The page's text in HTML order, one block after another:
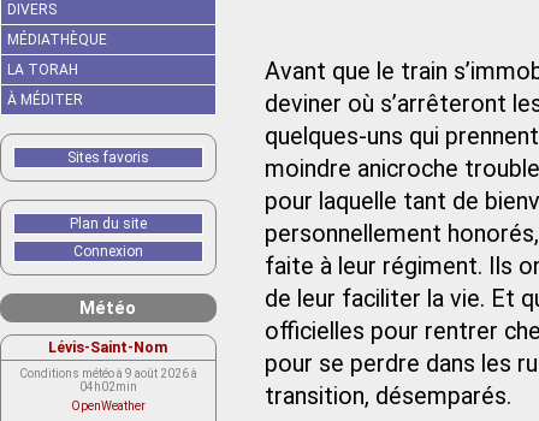
Avant que le train
deviner où s’arrêteront
quelques-uns qui
moindre anicroche
pour laquelle tant de
personnellement
faite à leur régiment. Ils
de leur faciliter la vie. Et
officielles pour rentrer
pour se perdre dans les
transition, désemparés.
DIVERS
MÉDIATHÈQUE
LA TORAH
À MÉDITER
Sites favoris
Plan du site
Connexion
Météo
Lévis-Saint-Nom
Conditions météo à 9 août 2026 à
04h02min
OpenWeather